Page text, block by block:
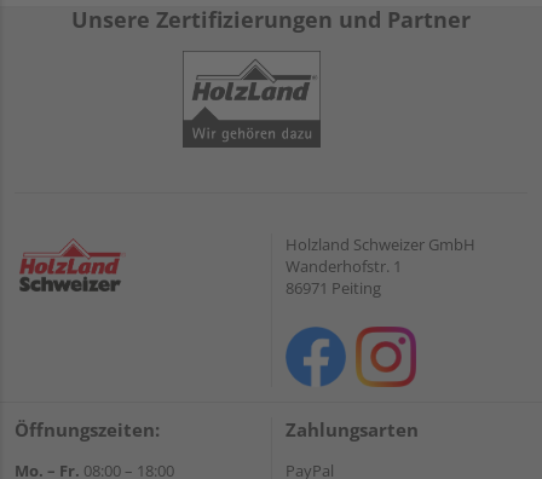
Unsere Zertifizierungen und Partner
Holzland Schweizer GmbH
Wanderhofstr. 1
86971 Peiting
Öffnungszeiten:
Mo. – Fr. 08:00 – 18:00
Zahlungsarten
PayPal